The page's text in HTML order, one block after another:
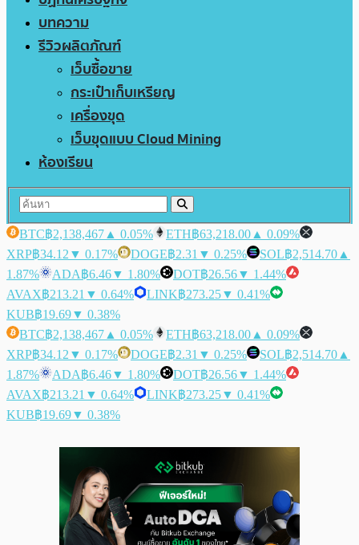
บทความ
รีวิวผลิตภัณฑ์
เว็บซื้อขาย
กระเป๋าเก็บเหรียญ
เครื่องขุด
เว็บขุดแบบ Cloud Mining
ห้องเรียน
BTC฿2,138,467 ▲ 0.05% ETH฿63,218.00 ▲ 0.09%
XRP฿34.12 ▼ 0.17% DOGE฿2.31 ▼ 0.25% SOL฿2,514.70 ▲
1.87%
ADA฿6.46▼ 1.80% DOT฿26.56▼ 1.44%
AVAX฿213.21 ▼ 0.64% LINK฿273.25▼ 0.41%
KUB฿19.69▼ 0.38%
BTC฿2,138,467 ▲ 0.05% ETH฿63,218.00 ▲ 0.09%
XRP฿34.12 ▼ 0.17% DOGE฿2.31 ▼ 0.25% SOL฿2,514.70 ▲
1.87%
ADA฿6.46▼ 1.80% DOT฿26.56▼ 1.44%
AVAX฿213.21 ▼ 0.64% LINK฿273.25▼ 0.41%
KUB฿19.69▼ 0.38%